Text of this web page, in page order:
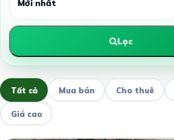
Lọc
Tất cả Mua bán Cho thuê
Giá cao